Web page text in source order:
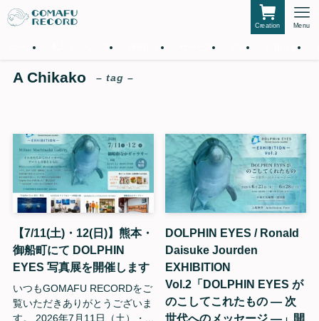
Creation Menu
ホーム 私たちについて 仲間たち サービス 作品 お知らせ
A Chikako – tag –
【7/11(土)・12(日)】熊本・
御船町にて DOLPHIN
EYES 写真展を開催します
いつもGOMAFU RECORDをご
覧いただきありがとうございま
す。 2026年7月11日（土）・...
DOLPHIN EYES / Ronald
Daisuke Jourden
EXHIBITION
Vol.2「DOLPHIN EYES が
のこしてこれたもの — 次